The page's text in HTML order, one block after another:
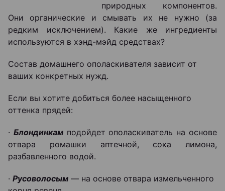
природных компонентов.
Они органические и смывать их не нужно (за
редким исключением). Какие же ингредиенты
используются в хэнд-мэйд средствах?
Состав домашнего ополаскивателя зависит от
ваших конкретных нужд.
Если вы хотите добиться более насыщенного
оттенка прядей:
· Блондинкамподойдет ополаскиватель на основе
отвара ромашки аптечной, сока лимона,
разбавленного водой.
· Русоволосым — на основе отвара измельченного